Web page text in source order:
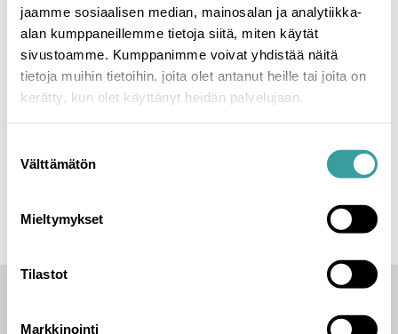
jaamme sosiaalisen median, mainosalan ja analytiikka-
alan kumppaneillemme tietoja siitä, miten käytät
sivustoamme. Kumppanimme voivat yhdistää näitä
tietoja muihin tietoihin, joita olet antanut heille tai joita on
kerätty, kun olet käyttänyt heidän palvelujaan.
valinta
Välttämätön
Mieltymykset
Tilastot
Markkinointi
SafeDrying mukana
Finnbuild-messuilla
SafeDrying on jälleen mukana Finnbuild-messuilla
7f100!